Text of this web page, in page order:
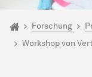
Sie sind hier:
Startseite
Forschung
Workshop von